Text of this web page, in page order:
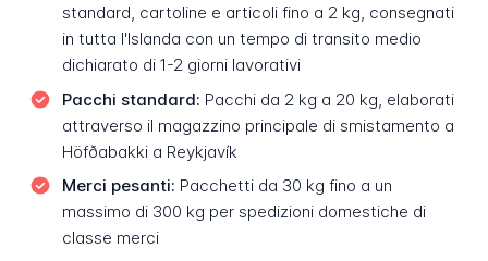
standard, cartoline e articoli fino a 2 kg, consegnati
in tutta l'Islanda con un tempo di transito medio
dichiarato di 1-2 giorni lavorativi
Pacchi standard: Pacchi da 2 kg a 20 kg, elaborati
attraverso il magazzino principale di smistamento a
Höfðabakki a Reykjavík
Merci pesanti: Pacchetti da 30 kg fino a un
massimo di 300 kg per spedizioni domestiche di
classe merci